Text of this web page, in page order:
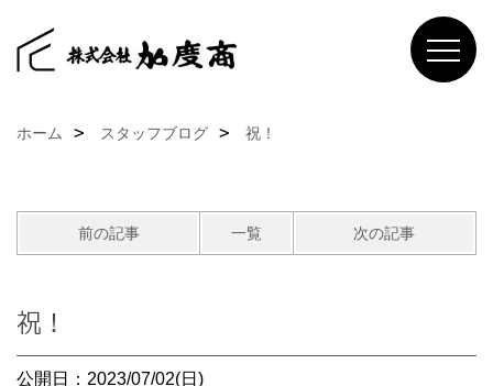
ホーム スタッフブログ 祝！
前の記事 一覧 次の記事
祝！
公開日：2023/07/02(日)